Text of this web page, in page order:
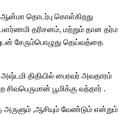
தொடர்பு கொள்கிறது
தரிசனம், மற்றும் தான தர்ம
சேரும்பொழுது தெய்வத்தை
திதியில் பைரவர் அவதாரம்
சிவபெருமான் பூமிக்கு வந்தார் .
,ஆசியும் வேண்டும் என்றும்